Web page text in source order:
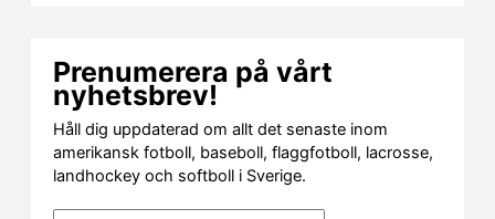
Prenumerera på vårt
nyhetsbrev!
Håll dig uppdaterad om allt det senaste inom
amerikansk fotboll, baseboll, flaggfotboll, lacrosse,
landhockey och softboll i Sverige.